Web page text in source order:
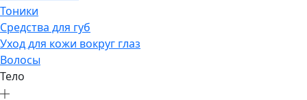
Тоники
Средства для губ
Уход для кожи вокруг глаз
Волосы
Тело